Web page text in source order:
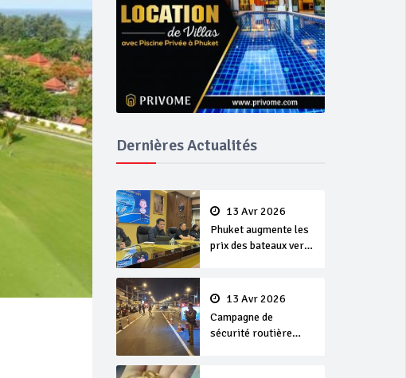
en mer
Dernières Actualités
13 Avr 2026
Phuket augmente les
prix des bateaux vers
13 Avr 2026
Campagne de
sécurité routière